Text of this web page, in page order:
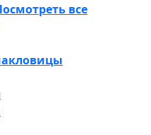
все